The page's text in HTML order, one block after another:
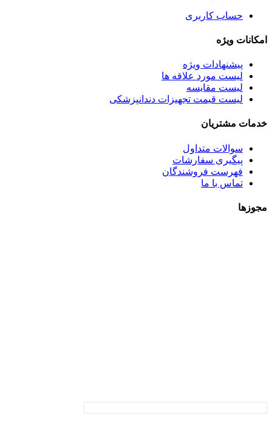
حساب کاربری
امکانات ویژه
پیشنهادات ویژه
لیست مورد علاقه ها
لیست مقایسه
لیست قیمت تجهیزات دندانپزشکی
خدمات مشتریان
سوالات متداول
پیگیری سفارشات
فهرست فروشندگان
تماس با ما
مجوزها